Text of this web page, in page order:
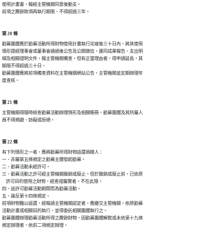
使用計畫書，報經主管機關同意後動支。
前項之賸餘款項再執行期限，不得超過三年。
第 20 條
勸募團體應於勸募活動所得財物使用計畫執行完竣後三十日內，將其使用
情形提經理事會或董事會通過後公告及公開徵信，連同成果報告、支出明
細及相關證明文件，報主管機關備查。但有正當理由者，得申請延長，其
期限不得超過三十日。
勸募團體應將前項備查資料在主管機關網站公告，主管機關並定期辦理年
度查核。
第 21 條
主管機關得隨時檢查勸募活動辦理情形及相關帳冊，勸募團體及其所屬人
員不得規避、妨礙或拒絕。
第 22 條
有下列情形之一者，應將勸募所得財物返還捐贈人：
一、非屬第五條規定之勸募主體發起勸募。
二、勸募活動未經許可。
三、勸募活動之許可經主管機關撤銷或廢止。但於撤銷或廢止前，已依原
    許可目的使用之財物，經查證屬實者，不在此限。
四、逾許可勸募活動期間而為勸募活動。
五、違反第十四條規定。
前項財物難以返還，經報請主管機關認定者，應繳交主管機關，依原勸募
活動計畫或相關目的執行，並得委託相關團體執行之。
勸募團體辦理勸募活動所得之賸餘財物，因勸募團體解散或未依第十九條
規定辦理者，依前二項規定辦理。